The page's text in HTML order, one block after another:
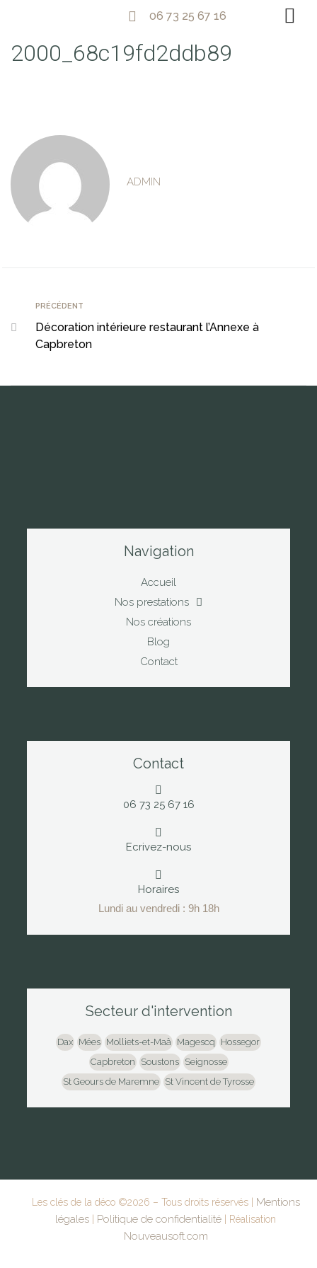
06 73 25 67 16
2000_68c19fd2ddb89
ADMIN
PRÉCÉDENT
Décoration intérieure restaurant l’Annexe à
Capbreton
Navigation
Accueil
Nos prestations
Nos créations
Blog
Contact
Contact
06 73 25 67 16
Ecrivez-nous
Horaires
Lundi au vendredi : 9h 18h
Secteur d'intervention
Dax Mées Molliets-et-Maâ Magescq
Hossegor
Capbreton
Soustons
Seignosse
St Geours de Maremne St Vincent de Tyrosse
Les clés de la déco ©2026 – Tous droits réservés | Mentions
légales
Politique de confidentialité | Réalisation
Nouveausoft.com